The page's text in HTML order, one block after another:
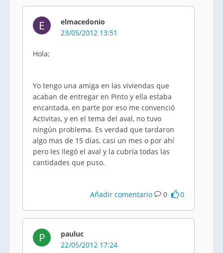
E
elmacedonio
23/05/2012 13:51
Hola;
Yo tengo una amiga en las viviendas que
acaban de entregar en Pinto y ella estaba
encantada, en parte por eso me convenció
Activitas, y en el tema del aval, no tuvo
ningún problema. Es verdad que tardaron
algo mas de 15 días, casi un mes o por ahí
pero les llegó el aval y la cubría todas las
cantidades que puso.
Añadir comentario 0 0
P
pauluc
22/05/2012 17:24